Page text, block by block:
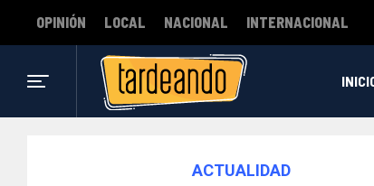
OPINIÓN LOCAL NACIONAL INTERNACIONAL
ACTUALIDAD